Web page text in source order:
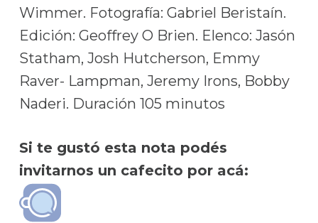
Wimmer. Fotografía: Gabriel Beristaín.
Edición: Geoffrey O Brien. Elenco: Jasón
Statham, Josh Hutcherson, Emmy
Raver- Lampman, Jeremy Irons, Bobby
Naderi. Duración 105 minutos
Si te gustó esta nota podés
invitarnos un cafecito por acá: